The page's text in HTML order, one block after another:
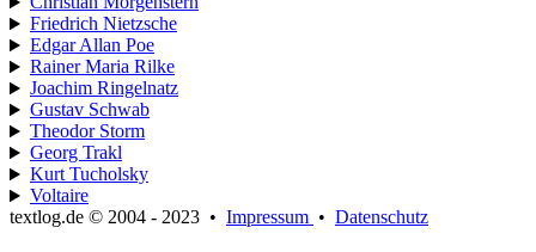
Friedrich Nietzsche
Edgar Allan Poe
Rainer Maria Rilke
Joachim Ringelnatz
Gustav Schwab
Theodor Storm
Georg Trakl
Kurt Tucholsky
Voltaire
textlog.de © 2004 - 2023 • Impressum • Datenschutz